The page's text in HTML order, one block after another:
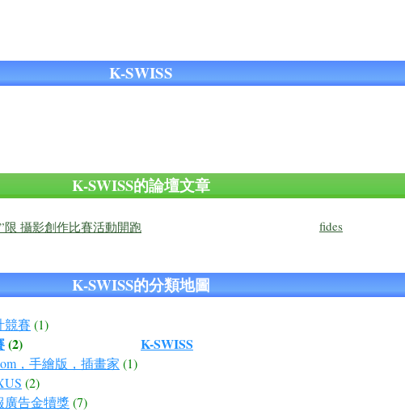
K-SWISS
K-SWISS的論壇文章
限 攝影創作比賽活動開跑 fides
K-SWISS的分類地圖
競賽 (1)
(2)
，手繪版，插畫家 (1)
(2)
廣告金犢獎(7)
K-SWISS